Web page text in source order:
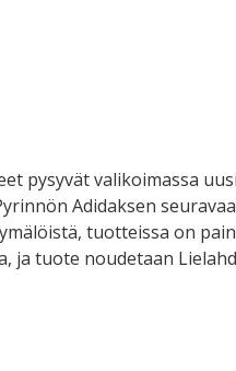
pysyvät valikoimassa
Adidaksen
tuotteissa on
tuote noudetaan